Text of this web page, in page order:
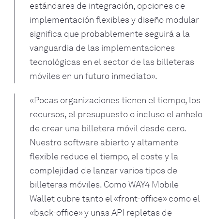
estándares de integración, opciones de
implementación flexibles y diseño modular
significa que probablemente seguirá a la
vanguardia de las implementaciones
tecnológicas en el sector de las billeteras
móviles en un futuro inmediato».
«Pocas organizaciones tienen el tiempo, los
recursos, el presupuesto o incluso el anhelo
de crear una billetera móvil desde cero.
Nuestro software abierto y altamente
flexible reduce el tiempo, el coste y la
complejidad de lanzar varios tipos de
billeteras móviles. Como WAY4 Mobile
Wallet cubre tanto el «front-office» como el
«back-office» y unas API repletas de